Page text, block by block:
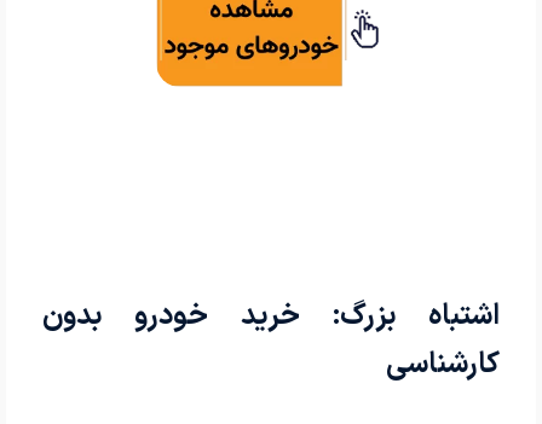
اشتباه بزرگ: خرید خودرو بدون
کارشناسی